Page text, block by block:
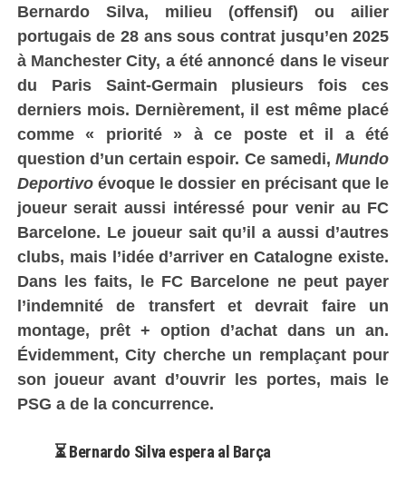
Bernardo Silva, milieu (offensif) ou ailier
portugais de 28 ans sous contrat jusqu’en 2025
à Manchester City, a été annoncé dans le viseur
du Paris Saint-Germain plusieurs fois ces
derniers mois. Dernièrement, il est même placé
comme « priorité » à ce poste et il a été
question d’un certain espoir. Ce samedi,Mundo
Deportivo évoque le dossier en précisant que le
joueur serait aussi intéressé pour venir au FC
Barcelone. Le joueur sait qu’il a aussi d’autres
clubs, mais l’idée d’arriver en Catalogne existe.
Dans les faits, le FC Barcelone ne peut payer
l’indemnité de transfert et devrait faire un
montage, prêt + option d’achat dans un an.
Évidemment, City cherche un remplaçant pour
son joueur avant d’ouvrir les portes, mais le
PSG a de la concurrence.
⏳ Bernardo Silva espera al Barça